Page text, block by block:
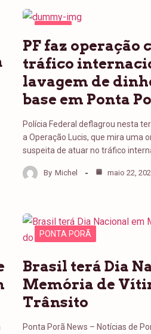
PORÃ
PF faz operação
tráfico
lavagem de
base em Ponta
Polícia Federal deflagrou nesta
a Operação Lucis, que mira uma
suspeita de atuar no tráfico
By Michel maio 22,
PONTA PORÃ
Brasil terá Dia
Memória de
Trânsito
Ponta Porã News – Notícias de